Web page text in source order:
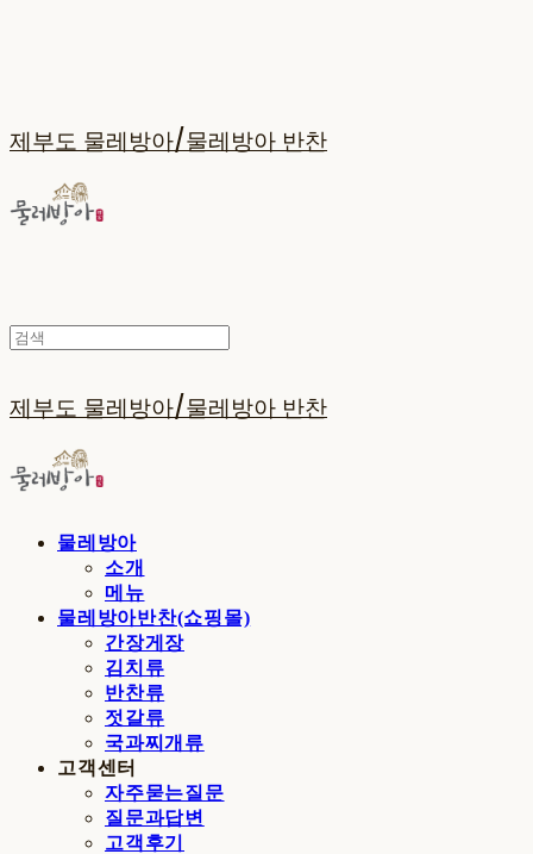
제부도 물레방아/물레방아 반찬
제부도 물레방아/물레방아 반찬
물레방아
소개
메뉴
물레방아반찬(쇼핑몰)
간장게장
김치류
반찬류
젓갈류
국과찌개류
고객센터
자주묻는질문
질문과답변
고객후기